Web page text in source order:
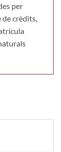
per
crèdits,